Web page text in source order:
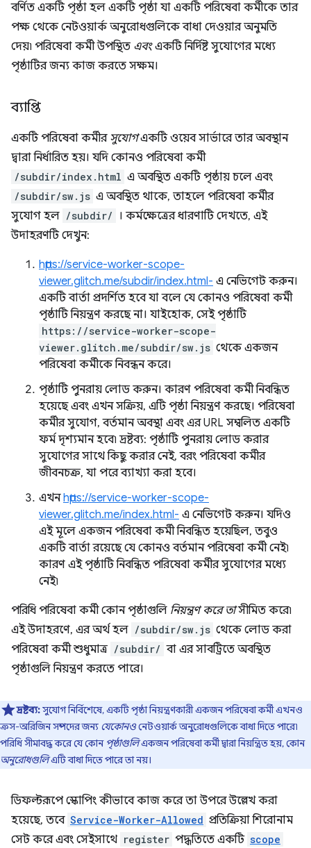
বর্ণিত একটি পৃষ্ঠা হল একটি পৃষ্ঠা যা একটি পরিষেবা কর্মীকে তার
পক্ষ থেকে নেটওয়ার্ক অনুরোধগুলিকে বাধা দেওয়ার অনুমতি
দেয়৷ পরিষেবা কর্মী উপস্থিত এবংএকটি নির্দিষ্ট সুযোগের মধ্যে
পৃষ্ঠাটির জন্য কাজ করতে সক্ষম।
ব্যাপ্তি
একটি পরিষেবা কর্মীর সুযোগএকটি ওয়েব সার্ভারে তার অবস্থান
দ্বারা নির্ধারিত হয়। যদি কোনও পরিষেবা কর্মী
/subdir/index.html এ অবস্থিত একটি পৃষ্ঠায় চলে এবং
/subdir/sw.js এ অবস্থিত থাকে, তাহলে পরিষেবা কর্মীর
সুযোগ হল /subdir/
। কর্মক্ষেত্রের ধারণাটি দেখতে, এই
উদাহরণটি দেখুন:
https://service-worker-scope-
viewer.glitch.me/subdir/index.html- এ নেভিগেট করুন।
একটি বার্তা প্রদর্শিত হবে যা বলে যে কোনও পরিষেবা কর্মী
পৃষ্ঠাটি নিয়ন্ত্রণ করছে না। যাইহোক, সেই পৃষ্ঠাটি
https://service-worker-scope-
viewer.glitch.me/subdir/sw.js থেকে একজন
পরিষেবা কর্মীকে নিবন্ধন করে।
পৃষ্ঠাটি পুনরায় লোড করুন। কারণ পরিষেবা কর্মী নিবন্ধিত
হয়েছে এবং এখন সক্রিয়, এটি পৃষ্ঠা নিয়ন্ত্রণ করছে। পরিষেবা
কর্মীর সুযোগ, বর্তমান অবস্থা এবং এর URL সম্বলিত একটি
ফর্ম দৃশ্যমান হবে৷ দ্রষ্টব্য: পৃষ্ঠাটি পুনরায় লোড করার
সুযোগের সাথে কিছু করার নেই, বরং পরিষেবা কর্মীর
জীবনচক্র, যা পরে ব্যাখ্যা করা হবে।
এখনhttps://service-worker-scope-
viewer.glitch.me/index.html- এ নেভিগেট করুন। যদিও
এই মূলে একজন পরিষেবা কর্মী নিবন্ধিত হয়েছিল, তবুও
একটি বার্তা রয়েছে যে কোনও বর্তমান পরিষেবা কর্মী নেই৷
কারণ এই পৃষ্ঠাটি নিবন্ধিত পরিষেবা কর্মীর সুযোগের মধ্যে
নেই৷
পরিধি পরিষেবা কর্মী কোন পৃষ্ঠাগুলি নিয়ন্ত্রণ করে তাসীমিত করে৷
এই উদাহরণে, এর অর্থ হল /subdir/sw.js থেকে লোড করা
পরিষেবা কর্মী শুধুমাত্র /subdir/ বা এর সাবট্রিতে অবস্থিত
পৃষ্ঠাগুলি নিয়ন্ত্রণ করতে পারে।
দ্রষ্টব্য:সুযোগ নির্বিশেষে, একটি পৃষ্ঠা নিয়ন্ত্রণকারী একজন পরিষেবা কর্মী এখনও
ক্রস-অরিজিন সম্পদের জন্য যেকোনওনেটওয়ার্ক অনুরোধগুলিকে বাধা দিতে পারে৷
পরিধি সীমাবদ্ধ করে যে কোন পৃষ্ঠাগুলিএকজন পরিষেবা কর্মী দ্বারা নিয়ন্ত্রিত হয়, কোন
অনুরোধগুলিএটি বাধা দিতে পারে তা নয়।
ডিফল্টরূপে স্কোপিং কীভাবে কাজ করে তা উপরে উল্লেখ করা
হয়েছে, তবে Service-Worker-Allowed প্রতিক্রিয়া শিরোনাম
সেট করে এবং সেইসাথে register পদ্ধতিতে একটি scope